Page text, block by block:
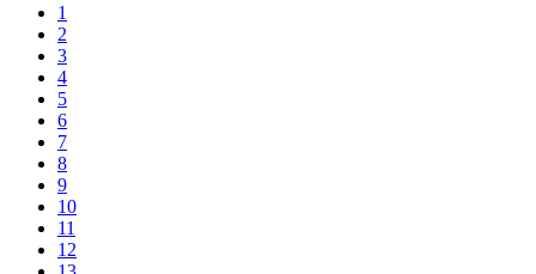
1
2
3
4
5
6
7
8
9
10
11
12